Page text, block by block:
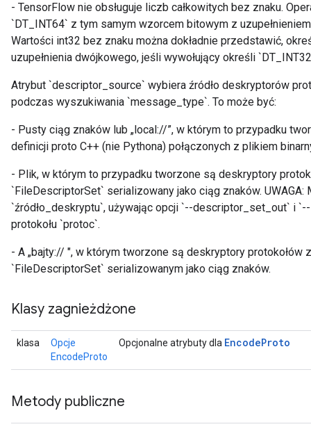
- TensorFlow nie obsługuje liczb całkowitych bez znaku.
`DT_INT64` z tym samym wzorcem bitowym z
Wartości int32 bez znaku można dokładnie przedstawić,
uzupełnienia dwójkowego, jeśli wywołujący określi
Atrybut `descriptor_source` wybiera źródło deskryptorów
podczas wyszukiwania `message_type`. To może być:
- Pusty ciąg znaków lub „local://”, w którym to przypadku
definicji proto C++ (nie Pythona) połączonych z plikiem
- Plik, w którym to przypadku tworzone są deskryptory
`FileDescriptorSet` serializowany jako ciąg znaków.
`źródło_deskryptu`, używając opcji `--descriptor_set_out` i
protokołu `protoc`.
- A „bajty:// ", w którym tworzone są deskryptory protokołów
`FileDescriptorSet` serializowanym jako ciąg znaków.
Klasy zagnieżdżone
klasa
Opcje
EncodeProto
Opcjonalne atrybuty dla EncodeProto
Metody publiczne